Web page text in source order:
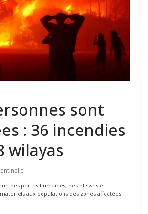
sont
: 36 incendies
wilayas
des pertes humaines, des blessés et
aux populations des zones affectées